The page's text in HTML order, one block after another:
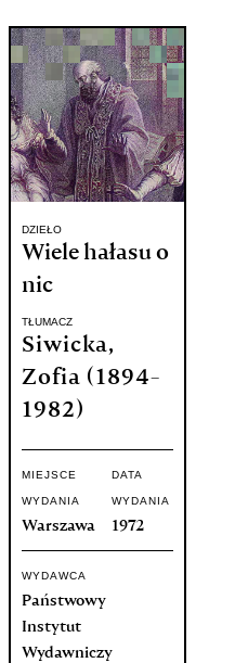
DZIEŁO
Wiele hałasu o
nic
TŁUMACZ
Siwicka,
Zofia (1894-
1982)
MIEJSCE
WYDANIA
Warszawa
DATA
WYDANIA
1972
WYDAWCA
Państwowy
Instytut
Wydawniczy